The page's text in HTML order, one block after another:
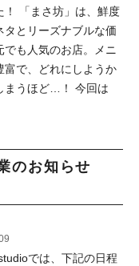
！ 「まさ坊」は、鮮度
タとリーズナブルな価
でも人気のお店。メニ
富で、どれにしようか
まうほど…！ 今回は
のお知らせ
では、下記の日程